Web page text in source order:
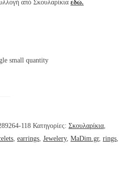
από Σκουλαρίκια εδώ.
small quantity
118 Κατηγορίες: Σκουλαρίκια
earrings Jewelery, MaDim.gr, rings